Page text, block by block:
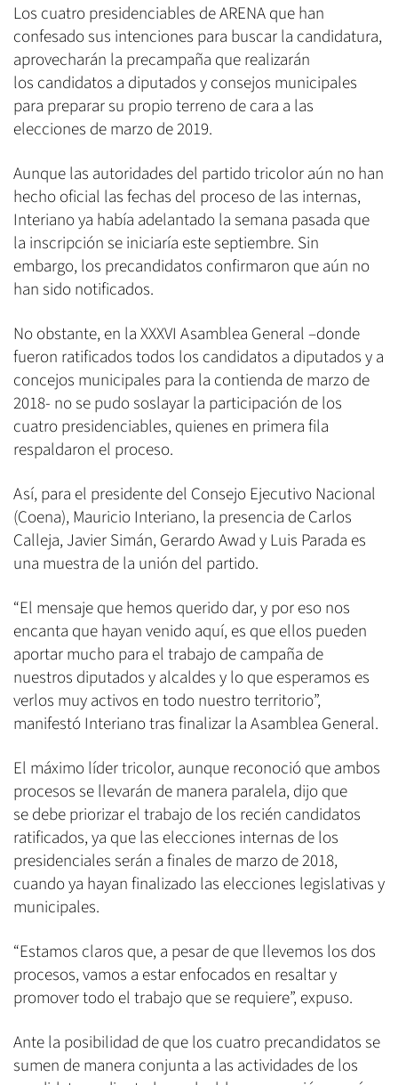
Los cuatro presidenciables de ARENA que han
confesado sus intenciones para buscar la candidatura,
aprovecharán la precampaña que realizarán
los candidatos a diputados y consejos municipales
para preparar su propio terreno de cara a las
elecciones de marzo de 2019.
Aunque las autoridades del partido tricolor aún no han
hecho oficial las fechas del proceso de las internas,
Interiano ya había adelantado la semana pasada que
la inscripción se iniciaría este septiembre. Sin
embargo, los precandidatos confirmaron que aún no
han sido notificados.
No obstante, en la XXXVI Asamblea General –donde
fueron ratificados todos los candidatos a diputados y a
concejos municipales para la contienda de marzo de
2018- no se pudo soslayar la participación de los
cuatro presidenciables, quienes en primera fila
respaldaron el proceso.
Así, para el presidente del Consejo Ejecutivo Nacional
(Coena), Mauricio Interiano, la presencia de Carlos
Calleja, Javier Simán, Gerardo Awad y Luis Parada es
una muestra de la unión del partido.
“El mensaje que hemos querido dar, y por eso nos
encanta que hayan venido aquí, es que ellos pueden
aportar mucho para el trabajo de campaña de
nuestros diputados y alcaldes y lo que esperamos es
verlos muy activos en todo nuestro territorio”,
manifestó Interiano tras finalizar la Asamblea General.
El máximo líder tricolor, aunque reconoció que ambos
procesos se llevarán de manera paralela, dijo que
se debe priorizar el trabajo de los recién candidatos
ratificados, ya que las elecciones internas de los
presidenciales serán a finales de marzo de 2018,
cuando ya hayan finalizado las elecciones legislativas y
municipales.
“Estamos claros que, a pesar de que llevemos los dos
procesos, vamos a estar enfocados en resaltar y
promover todo el trabajo que se requiere”, expuso.
Ante la posibilidad de que los cuatro precandidatos se
sumen de manera conjunta a las actividades de los